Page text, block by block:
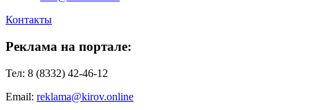
Контакты
Реклама на портале:
Тел: 8 (8332) 42-46-12
Email: reklama@kirov.online